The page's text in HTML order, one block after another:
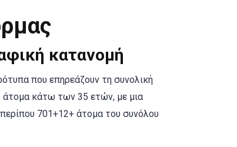
κατανομή
που επηρεάζουν τη συνολική
άτομα κάτω των 35 ετών, με μια
701+12+ άτομα του συνόλου